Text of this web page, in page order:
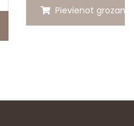
Pievienot grozam